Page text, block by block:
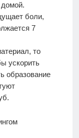
боли,
7
то
ускорить
образование